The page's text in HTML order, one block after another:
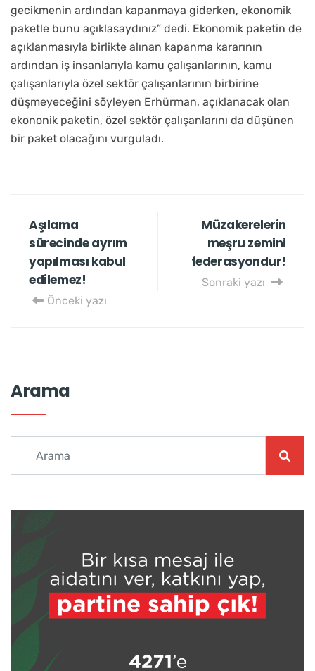
gecikmenin ardından kapanmaya giderken, ekonomik
paketle bunu açıklasaydınız” dedi. Ekonomik paketin de
açıklanmasıyla birlikte alınan kapanma kararının
ardından iş insanlarıyla kamu çalışanlarının, kamu
çalışanlarıyla özel sektör çalışanlarının birbirine
düşmeyeceğini söyleyen Erhürman, açıklanacak olan
ekononik paketin, özel sektör çalışanlarını da düşünen
bir paket olacağını vurguladı.
Aşılama
sürecinde ayrım
yapılması kabul
edilemez!
Önceki yazı
Müzakerelerin
meşru zemini
federasyondur!
Sonraki yazı
Arama